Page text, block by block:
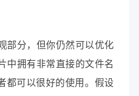
部分，但你仍然可以优化
中拥有非常直接的文件名
都可以很好的使用。假设